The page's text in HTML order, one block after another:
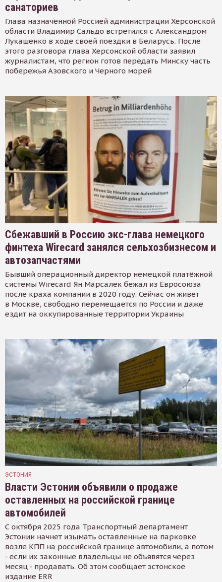
санаториев
Глава назначенной Россией администрации Херсонской
области Владимир Сальдо встретился с Александром
Лукашенко в ходе своей поездки в Беларусь. После
этого разговора глава Херсонской области заявил
журналистам, что регион готов передать Минску часть
побережья Азовского и Черного морей
Сбежавший в Россию экс-глава немецкого
финтеха Wirecard занялся сельхозбизнесом и
автозапчастями
Бывший операционный директор немецкой платёжной
системы Wirecard Ян Марсалек бежал из Евросоюза
после краха компании в 2020 году. Сейчас он живёт
в Москве, свободно перемещается по России и даже
ездит на оккупированные территории Украины
ЭСТОНИЯ
Власти Эстонии объявили о продаже
оставленных на российской границе
автомобилей
С октября 2025 года Транспортный департамент
Эстонии начнет изымать оставленные на парковке
возле КПП на российской границе автомобили, а потом
- если их законные владельцы не объявятся через
месяц - продавать. Об этом сообщает эстонское
издание ERR